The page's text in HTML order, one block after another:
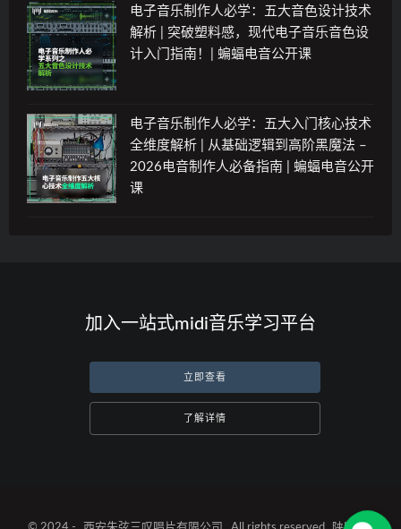
电子音乐制作人必学：五大音色设计技术
解析 | 突破塑料感，现代电子音乐音色设
计入门指南！| 蝙蝠电音公开课
电子音乐制作人必学：五大入门核心技术
全维度解析 | 从基础逻辑到高阶黑魔法 –
2026电音制作人必备指南 | 蝙蝠电音公开
课
加入一站式midi音乐学习平台
立即查看
了解详情